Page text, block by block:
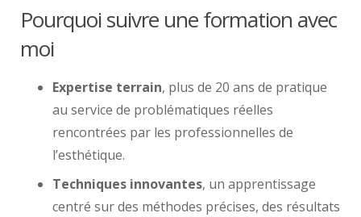
Pourquoi suivre une formation avec
moi
Expertise terrain, plus de 20 ans de pratique
au service de problématiques réelles
rencontrées par les professionnelles de
l’esthétique.
Techniques innovantes, un apprentissage
centré sur des méthodes précises, des résultats